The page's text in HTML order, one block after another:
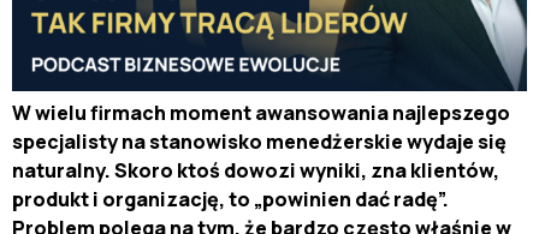
W wielu firmach moment awansowania najlepszego
specjalisty na stanowisko menedżerskie wydaje się
naturalny. Skoro ktoś dowozi wyniki, zna klientów,
produkt i organizację, to „powinien dać radę”.
Problem polega na tym, że bardzo często właśnie w